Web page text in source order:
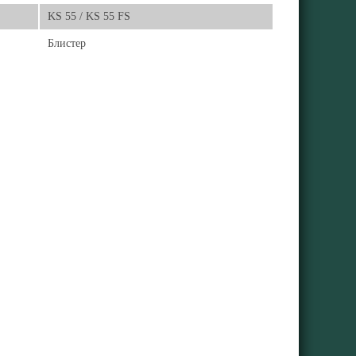
KS 55 / KS 55 FS
Блистер